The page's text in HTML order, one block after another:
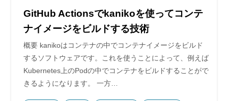
GitHub Actionsでkanikoを使ってコンテ
ナイメージをビルドする技術
概要 kanikoはコンテナの中でコンテナイメージをビルド
するソフトウェアです。これを使うことによって、例えば
Kubernetes上のPodの中でコンテナをビルドすることがで
きるようになります。 一方…